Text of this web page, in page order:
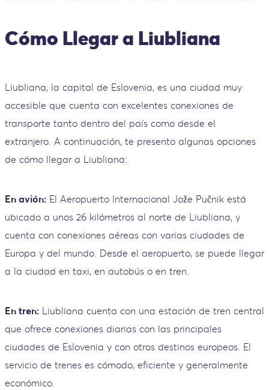
Cómo Llegar a Liubliana
Liubliana, la capital de Eslovenia, es una ciudad muy
accesible que cuenta con excelentes conexiones de
transporte tanto dentro del país como desde el
extranjero. A continuación, te presento algunas opciones
de cómo llegar a Liubliana:
En avión: El Aeropuerto Internacional Jože Pučnik está
ubicado a unos 26 kilómetros al norte de Liubliana, y
cuenta con conexiones aéreas con varias ciudades de
Europa y del mundo. Desde el aeropuerto, se puede llegar
a la ciudad en taxi, en autobús o en tren.
En tren: Liubliana cuenta con una estación de tren central
que ofrece conexiones diarias con las principales
ciudades de Eslovenia y con otros destinos europeos. El
servicio de trenes es cómodo, eficiente y generalmente
económico.